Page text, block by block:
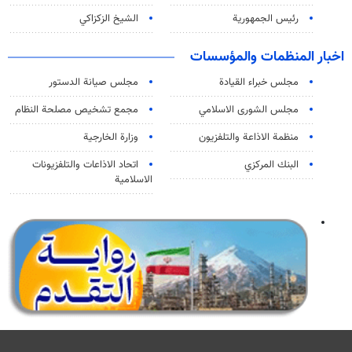
رئيس الجمهورية
الشيخ الزكزاكي
اخبار المنظمات والمؤسسات
مجلس خبراء القيادة
مجلس صيانة الدستور
مجلس الشورى الاسلامي
مجمع تشخيص مصلحة النظام
منظمة الاذاعة والتلفزیون
وزارة الخارجية
البنك المركزي
اتحاد الاذاعات والتلفزيونات
الاسلامية